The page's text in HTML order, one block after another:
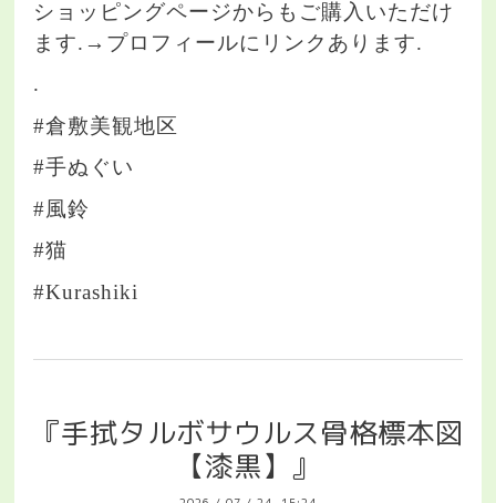
ショッピングページからもご購入いただけ
ます.→プロフィールにリンクあります.
.
#倉敷美観地区
#手ぬぐい
#風鈴
#猫
#Kurashiki
『手拭タルボサウルス骨格標本図
【漆黒】』